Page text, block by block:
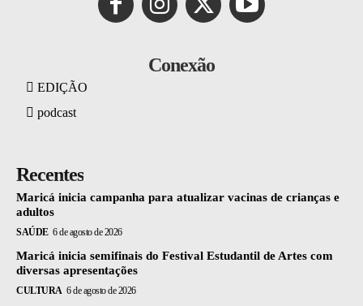
Conexão
EDIÇÃO
podcast
Recentes
Maricá inicia campanha para atualizar vacinas de crianças e
adultos
SAÚDE 6 de agosto de 2026
Maricá inicia semifinais do Festival Estudantil de Artes com
diversas apresentações
CULTURA 6 de agosto de 2026